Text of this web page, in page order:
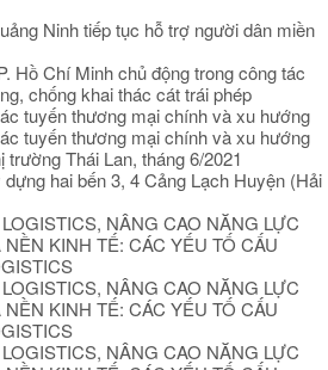
Ninh tiếp tục hỗ trợ người dân miền
Hồ Chí Minh chủ động trong công tác
chống khai thác cát trái phép
tuyến thương mại chính và xu hướng
tuyến thương mại chính và xu hướng
trường Thái Lan, tháng 6/2021
hai bến 3, 4 Cảng Lạch Huyện (Hải
NÂNG CAO NĂNG LỰC
KINH TẾ: CÁC YẾU TỐ CẤU
NÂNG CAO NĂNG LỰC
KINH TẾ: CÁC YẾU TỐ CẤU
NÂNG CAO NĂNG LỰC